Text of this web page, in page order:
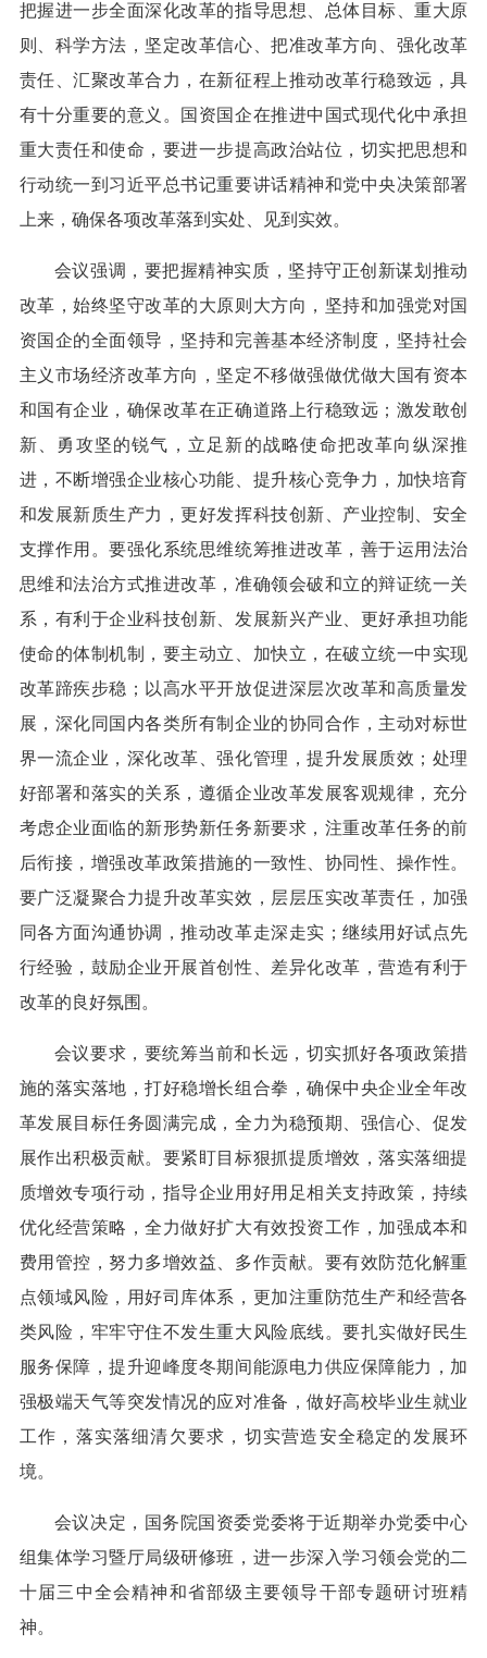
把握进一步全面深化改革的指导思想、总体目标、重大原
则、科学方法，坚定改革信心、把准改革方向、强化改革
责任、汇聚改革合力，在新征程上推动改革行稳致远，具
有十分重要的意义。国资国企在推进中国式现代化中承担
重大责任和使命，要进一步提高政治站位，切实把思想和
行动统一到习近平总书记重要讲话精神和党中央决策部署
上来，确保各项改革落到实处、见到实效。
会议强调，要把握精神实质，坚持守正创新谋划推动
改革，始终坚守改革的大原则大方向，坚持和加强党对国
资国企的全面领导，坚持和完善基本经济制度，坚持社会
主义市场经济改革方向，坚定不移做强做优做大国有资本
和国有企业，确保改革在正确道路上行稳致远；激发敢创
新、勇攻坚的锐气，立足新的战略使命把改革向纵深推
进，不断增强企业核心功能、提升核心竞争力，加快培育
和发展新质生产力，更好发挥科技创新、产业控制、安全
支撑作用。要强化系统思维统筹推进改革，善于运用法治
思维和法治方式推进改革，准确领会破和立的辩证统一关
系，有利于企业科技创新、发展新兴产业、更好承担功能
使命的体制机制，要主动立、加快立，在破立统一中实现
改革蹄疾步稳；以高水平开放促进深层次改革和高质量发
展，深化同国内各类所有制企业的协同合作，主动对标世
界一流企业，深化改革、强化管理，提升发展质效；处理
好部署和落实的关系，遵循企业改革发展客观规律，充分
考虑企业面临的新形势新任务新要求，注重改革任务的前
后衔接，增强改革政策措施的一致性、协同性、操作性。
要广泛凝聚合力提升改革实效，层层压实改革责任，加强
同各方面沟通协调，推动改革走深走实；继续用好试点先
行经验，鼓励企业开展首创性、差异化改革，营造有利于
改革的良好氛围。
会议要求，要统筹当前和长远，切实抓好各项政策措
施的落实落地，打好稳增长组合拳，确保中央企业全年改
革发展目标任务圆满完成，全力为稳预期、强信心、促发
展作出积极贡献。要紧盯目标狠抓提质增效，落实落细提
质增效专项行动，指导企业用好用足相关支持政策，持续
优化经营策略，全力做好扩大有效投资工作，加强成本和
费用管控，努力多增效益、多作贡献。要有效防范化解重
点领域风险，用好司库体系，更加注重防范生产和经营各
类风险，牢牢守住不发生重大风险底线。要扎实做好民生
服务保障，提升迎峰度冬期间能源电力供应保障能力，加
强极端天气等突发情况的应对准备，做好高校毕业生就业
工作，落实落细清欠要求，切实营造安全稳定的发展环
境。
会议决定，国务院国资委党委将于近期举办党委中心
组集体学习暨厅局级研修班，进一步深入学习领会党的二
十届三中全会精神和省部级主要领导干部专题研讨班精
神。